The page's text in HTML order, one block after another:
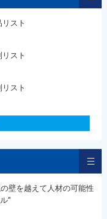
スト
スト
スト
壁を越えて人材の可能性
“